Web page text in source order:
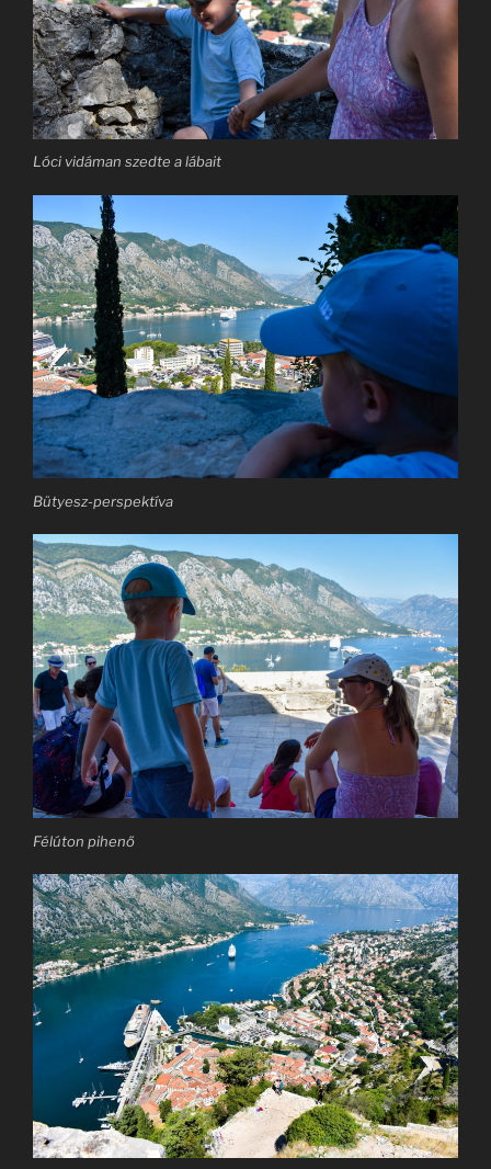
Lóci vidáman szedte a lábait
Bütyesz-perspektíva
Félúton pihenő